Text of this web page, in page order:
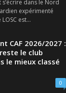
dans le Nord
expérimenté
est...
CAF 2026/2027 :
le club
le mieux classé
0